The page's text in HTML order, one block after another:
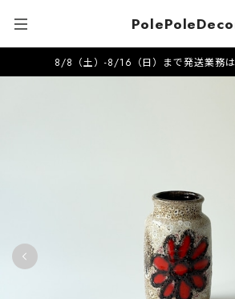
8/8（土）-8/16（日）まで発送業務